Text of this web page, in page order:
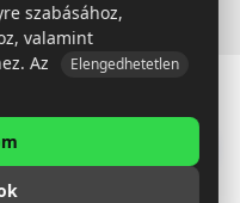
Ápolás
szabásához,
valamint
Az
Elengedhetetlen